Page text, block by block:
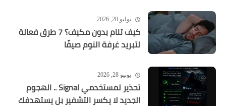
يوليو 20, 2026
كيف تنام بدون مكيف؟ 7 طرق فعالة
لتبريد غرفة النوم صيفًا
يونيو 28, 2026
تحذير لمستخدمي Signal .. الهجوم
الجديد لا يكسر التشفير بل يستهدفك